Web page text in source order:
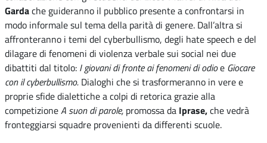
Gardache guideranno il pubblico presente a confrontarsi in
modo informale sul tema della parità di genere. Dall’altra si
affronteranno i temi del cyberbullismo, degli hate speech e del
dilagare di fenomeni di violenza verbale sui social nei due
dibattiti dal titolo: I giovani di fronte ai fenomeni di odioe Giocare
con il cyberbullismo. Dialoghi che si trasformeranno in vere e
proprie sfide dialettiche a colpi di retorica grazie alla
competizioneA suon di parole, promossa da Iprase,che vedrà
fronteggiarsi squadre provenienti da differenti scuole.